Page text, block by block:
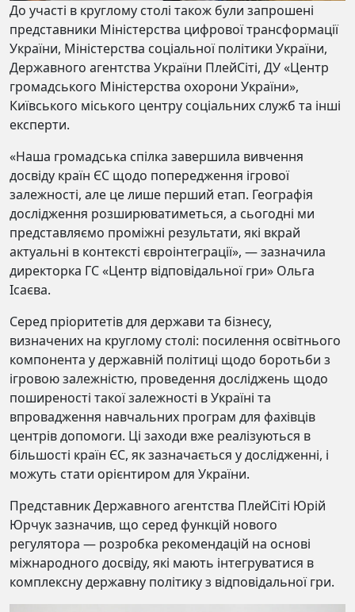
До участі в круглому столі також були запрошені
представники Міністерства цифрової трансформації
України, Міністерства соціальної політики України,
Державного агентства України ПлейСіті, ДУ «Центр
громадського Міністерства охорони України»,
Київського міського центру соціальних служб та інші
експерти.
«Наша громадська спілка завершила вивчення
досвіду країн ЄС щодо попередження ігрової
залежності, але це лише перший етап. Географія
дослідження розширюватиметься, а сьогодні ми
представляємо проміжні результати, якi вкрай
актуальнi в контекстi євроінтеграції», — зазначила
директорка ГС «Центр вiдповiдальної гри» Ольга
Ісаєва.
Серед прiоритетiв для держави та бiзнесу,
визначених на круглому столi: посилення освiтнього
компонента у державнiй полiтицi щодо боротьби з
ігровою залежністю, проведення дослiджень щодо
поширеності такої залежності в Українi та
впровадження навчальних програм для фахiвцiв
центрiв допомоги. Цi заходи вже реалiзуються в
бiльшостi країн ЄС, як зазначається у дослідженні, i
можуть стати орiєнтиром для України.
Представник Державного агентства ПлейСіті Юрій
Юрчук зазначив, що серед функцій нового
регулятора — розробка рекомендацій на основі
міжнародного досвіду, які мають інтегруватися в
комплексну державну політику з відповідальної гри.